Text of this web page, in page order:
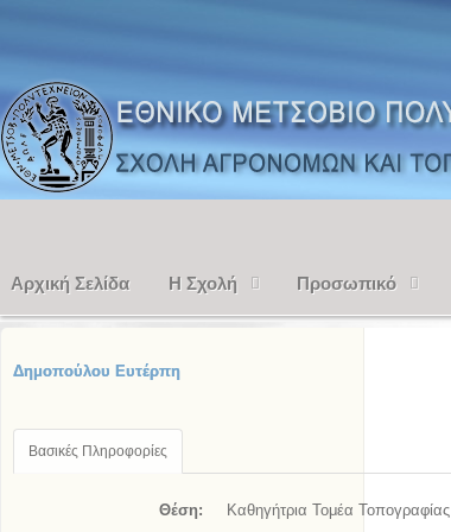
Αρχική Σελίδα Η Σχολή Προσωπικό
Δημοπούλου Ευτέρπη
Βασικές Πληροφορίες
Θέση: Καθηγήτρια Τομέα Τοπογραφίας